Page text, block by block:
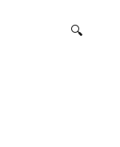
🔍